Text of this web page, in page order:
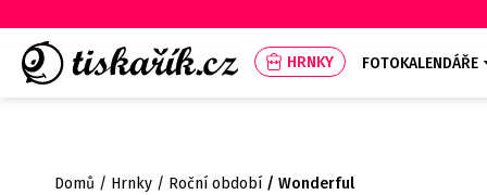
HRNKY FOTOKALENDÁŘE
Domů Hrnky Roční období Wonderful